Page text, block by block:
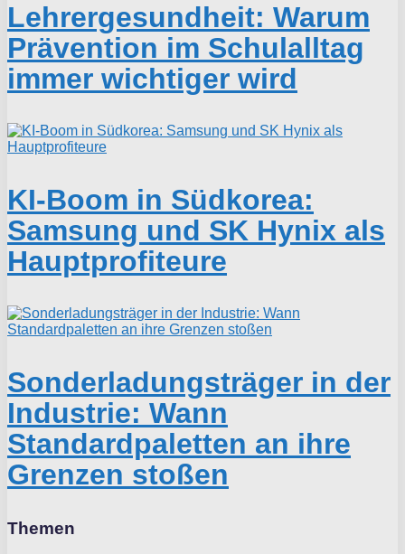
Lehrergesundheit: Warum
Prävention im Schulalltag
immer wichtiger wird
KI-Boom in Südkorea:
Samsung und SK Hynix als
Hauptprofiteure
Sonderladungsträger in der
Industrie: Wann
Standardpaletten an ihre
Grenzen stoßen
Themen